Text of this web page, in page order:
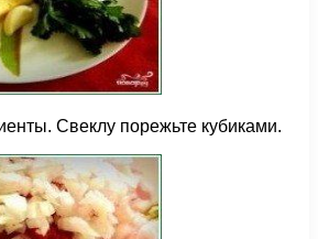
Свеклу порежьте кубиками.